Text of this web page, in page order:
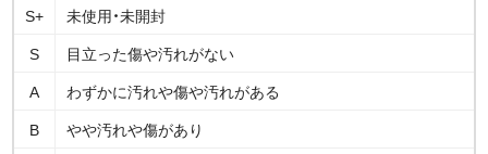
S+
未使用・未開封
S
目立った傷や汚れがない
A
わずかに汚れや傷や汚れがある
B
やや汚れや傷があり